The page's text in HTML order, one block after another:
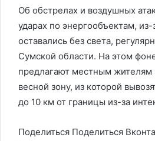
Об обстрелах и воздушных
ударах по энергообъектам,
оставались без света,
Сумской области. На этом
предлагают местным жителям
весной зону, из которой
до 10 км от границы из-за
Поделиться Поделиться